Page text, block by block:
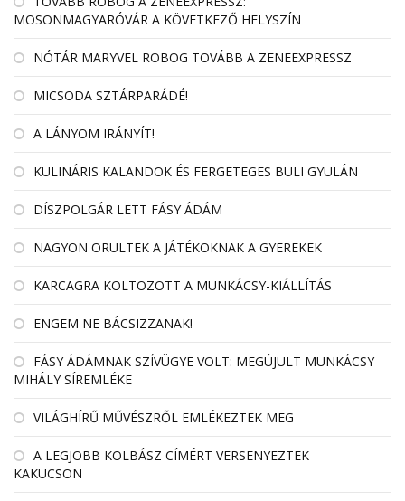
MOSONMAGYARÓVÁR A KÖVETKEZŐ HELYSZÍN
NÓTÁR MARYVEL ROBOG TOVÁBB A ZENEEXPRESSZ
MICSODA SZTÁRPARÁDÉ!
A LÁNYOM IRÁNYÍT!
KULINÁRIS KALANDOK ÉS FERGETEGES BULI GYULÁN
DÍSZPOLGÁR LETT FÁSY ÁDÁM
NAGYON ÖRÜLTEK A JÁTÉKOKNAK A GYEREKEK
KARCAGRA KÖLTÖZÖTT A MUNKÁCSY-KIÁLLÍTÁS
ENGEM NE BÁCSIZZANAK!
FÁSY ÁDÁMNAK SZÍVÜGYE VOLT: MEGÚJULT MUNKÁCSY
MIHÁLY SÍREMLÉKE
VILÁGHÍRŰ MŰVÉSZRŐL EMLÉKEZTEK MEG
A LEGJOBB KOLBÁSZ CÍMÉRT VERSENYEZTEK
KAKUCSON